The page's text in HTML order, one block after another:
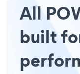
All
built